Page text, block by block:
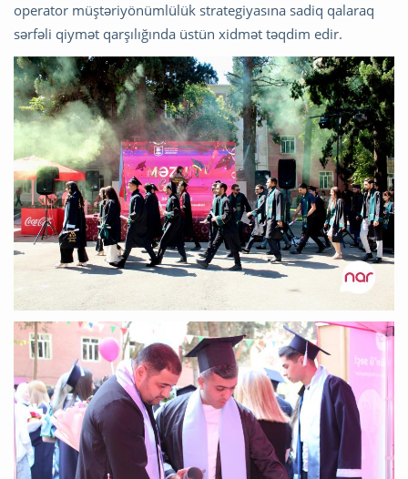
operator müştəriyönümlülük strategiyasına sadiq qalaraq
sərfəli qiymət qarşılığında üstün xidmət təqdim edir.